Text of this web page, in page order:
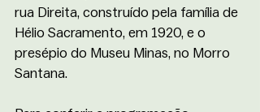
rua Direita, construído pela família de
Hélio Sacramento, em 1920, e o
presépio do Museu Minas, no Morro
Santana.